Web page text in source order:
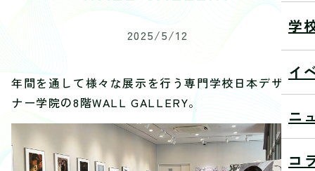
学
イ
ニ
コ
2025/5/12
年間を通して様々な展示を行う専門学校日本デザイ
ナー学院の8階WALL GALLERY。